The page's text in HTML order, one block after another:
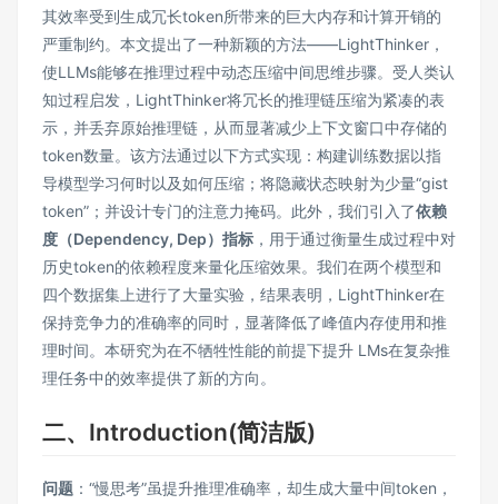
其效率受到生成冗长token所带来的巨大内存和计算开销的
严重制约。本文提出了一种新颖的方法——LightThinker，
使LLMs能够在推理过程中动态压缩中间思维步骤。受人类认
知过程启发，LightThinker将冗长的推理链压缩为紧凑的表
示，并丢弃原始推理链，从而显著减少上下文窗口中存储的
token数量。该方法通过以下方式实现：构建训练数据以指
导模型学习何时以及如何压缩；将隐藏状态映射为少量“gist
token”；并设计专门的注意力掩码。此外，我们引入了依赖
度（Dependency, Dep）指标 ，用于通过衡量生成过程中对
历史token的依赖程度来量化压缩效果。我们在两个模型和
四个数据集上进行了大量实验，结果表明，LightThinker在
保持竞争力的准确率的同时，显著降低了峰值内存使用和推
理时间。本研究为在不牺牲性能的前提下提升 LMs在复杂推
理任务中的效率提供了新的方向。
二、Introduction(简洁版)
问题 ：“慢思考”虽提升推理准确率，却生成大量中间token，